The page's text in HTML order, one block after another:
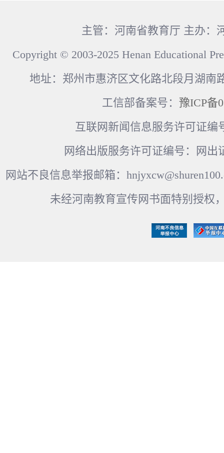
主管：河南省教育厅 主办：
Copyright © 2003-2025 Henan Educational
地址：郑州市惠济区文化路北段月湖南
工信部备案号： 豫ICP备
互联网新闻信息服务许可证编
网络出版服务许可证编号：网出
网站不良信息举报邮箱：
未经河南教育宣传网书面特别授权